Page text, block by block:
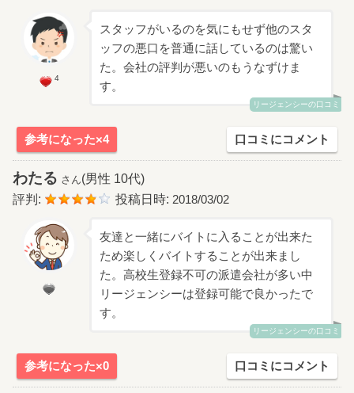
4
スタッフがいるのを気にもせず他のスタ
ッフの悪口を普通に話しているのは驚い
た。会社の評判が悪いのもうなずけま
す。
リージェンシーの口コミ
参考になった×4 口コミにコメント
わたる さん(男性 10代)
評判:
投稿日時: 2018/03/02
友達と一緒にバイトに入ることが出来た
ため楽しくバイトすることが出来まし
た。高校生登録不可の派遣会社が多い中
リージェンシーは登録可能で良かったで
す。
リージェンシーの口コミ
参考になった×0 口コミにコメント